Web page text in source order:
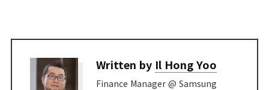
Written by Il Hong Yoo
Finance Manager @ Samsung